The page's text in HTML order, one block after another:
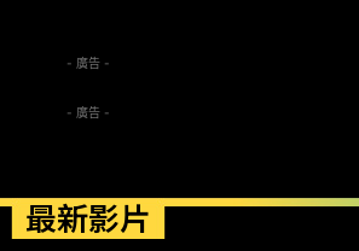
- 廣告 -
- 廣告 -
最新影片